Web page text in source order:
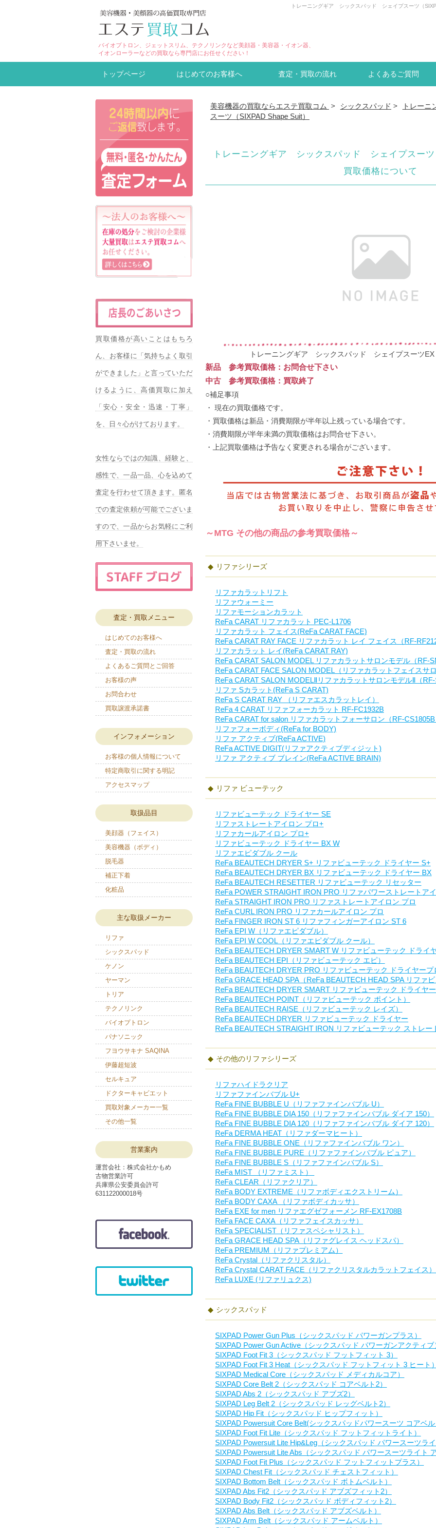
トレーニングギア シックスパッド シェイプスーツ（
バイオプトロン、ジェットスリム、テクノリンクなど美顔器・美容器・イオン器、
イオンローラーなどの買取なら専門店にお任せください！
トップページ はじめてのお客様へ 査定・買取の流れ よくあるご質問
美容機器の買取ならエステ買取コム > シックスパッド >
トレー
スーツ（SIXPAD Shape Suit）
トレーニングギア シックスパッド シェイプスー
買取価格について
トレーニングギア シックスパッド シェイプスーツEX
新品 参考買取価格：お問合せ下さい
中古 参考買取価格：買取終了
○補足事項
・ 現在の買取価格です。
・買取価格は新品・消費期限が半年以上残っている場合です。
・消費期限が半年未満の買取価格はお問合せ下さい。
・上記買取価格は予告なく変更される場合がございます。
～MTG その他の商品の参考買取価格～
リファシリーズ
リファカラットリフト
リファウォーミー
リファモーションカラット
ReFa CARAT リファカラット PEC-L1706
リファカラット フェイス(ReFa CARAT FACE)
ReFa CARAT RAY FACE リファカラット レイ フェイス（RF-
リファカラット レイ(ReFa CARAT RAY)
ReFa CARAT SALON MODEL リファカラットサロンモデル（RF-
ReFa CARAT FACE SALON MODEL（リファカラットフェイスサ
ReFa CARAT SALON MODELⅡリファカラットサロンモデルⅡ（
リファ Sカラット(ReFa S CARAT)
ReFa S CARAT RAY （リファエスカラットレイ）
ReFa 4 CARAT リファフォーカラット RF-FC1932B
ReFa CARAT for salon リファカラットフォーサロン（RF-
リファフォーボディ(ReFa for BODY)
リファ アクティブ(ReFa ACTIVE)
ReFa ACTIVE DIGIT(リファアクティブディジット)
リファ アクティブ ブレイン(ReFa ACTIVE BRAIN)
リファ ビューテック
リファビューテック ドライヤー SE
リファストレートアイロン プロ+
リファカールアイロン プロ+
リファビューテック ドライヤー BX W
リファエピダブル クール
ReFa BEAUTECH DRYER S+ リファビューテック ドライヤー S+
ReFa BEAUTECH DRYER BX リファビューテック ドライヤー BX
ReFa BEAUTECH RESETTER リファビューテック リセッター
ReFa POWER STRAIGHT IRON PRO リファパワーストレートア
ReFa STRAIGHT IRON PRO リファストレートアイロン プロ
ReFa CURL IRON PRO リファカールアイロン プロ
ReFa FINGER IRON ST 6 リファフィンガーアイロン ST 6
ReFa EPI W（リファエピダブル）
ReFa EPI W COOL（リファエピダブル クール）
ReFa BEAUTECH DRYER SMART W リファビューテック ドライ
ReFa BEAUTECH EPI（リファビューテック エピ）
ReFa BEAUTECH DRYER PRO リファビューテック ドライヤープ
ReFa GRACE HEAD SPA（ReFa BEAUTECH HEAD SPA リファ
ReFa BEAUTECH DRYER SMART リファビューテック ドライヤ
ReFa BEAUTECH POINT（リファビューテック ポイント）
ReFa BEAUTECH RAISE（リファビューテック レイズ）
ReFa BEAUTECH DRYER リファビューテック ドライヤー
ReFa BEAUTECH STRAIGHT IRON リファビューテック ストレー
その他のリファシリーズ
リファハイドラクリア
リファファインバブル U+
ReFa FINE BUBBLE U（リファファインバブル U）
ReFa FINE BUBBLE DIA 150（リファファインバブル ダイア 150）
ReFa FINE BUBBLE DIA 120（リファファインバブル ダイア 120）
ReFa DERMA HEAT（リファダーマヒート）
ReFa FINE BUBBLE ONE（リファファインバブル ワン）
ReFa FINE BUBBLE PURE（リファファインバブル ピュア）
ReFa FINE BUBBLE S（リファファインバブル S）
ReFa MIST （リファミスト）
ReFa CLEAR（リファクリア）
ReFa BODY EXTREME（リファボディエクストリーム）
ReFa BODY CAXA （リファボディカッサ）
ReFa EXE for men リファエグゼフォーメン RF-EX1708B
ReFa FACE CAXA（リファフェイスカッサ）
ReFa SPECIALIST（リファスペシャリスト）
ReFa GRACE HEAD SPA（リファグレイス ヘッドスパ）
ReFa PREMIUM（リファプレミアム）
ReFa Crystal（リファクリスタル）
ReFa Crystal CARAT FACE（リファクリスタルカラットフェイス）
ReFa LUXE (リファリュクス)
シックスパッド
SIXPAD Power Gun Plus（シックスパッド パワーガンプラス）
SIXPAD Power Gun Active（シックスパッド パワーガンアクティブ
SIXPAD Foot Fit 3（シックスパッド フットフィット 3）
SIXPAD Foot Fit 3 Heat（シックスパッド フットフィット 3 ヒート
SIXPAD Medical Core（シックスパッド メディカルコア）
SIXPAD Core Belt 2（シックスパッド コアベルト2）
SIXPAD Abs 2（シックスパッド アブズ2）
SIXPAD Leg Belt 2（シックスパッド レッグベルト2）
SIXPAD Hip Fit（シックスパッド ヒップフィット）
SIXPAD Powersuit Core Belt(シックスパッドパワースーツ コアベ
SIXPAD Foot Fit Lite（シックスパッド フットフィットライト）
SIXPAD Powersuit Lite Hip&Leg（シックスパッド パワースーツラ
SIXPAD Powersuit Lite Abs（シックスパッド パワースーツライト
SIXPAD Foot Fit Plus（シックスパッド フットフィットプラス）
SIXPAD Chest Fit（シックスパッド チェストフィット）
SIXPAD Bottom Belt（シックスパッド ボトムベルト）
SIXPAD Abs Fit2（シックスパッド アブズフィット2）
SIXPAD Body Fit2（シックスパッド ボディフィット2）
SIXPAD Abs Belt（シックスパッド アブズベルト）
SIXPAD Arm Belt（シックスパッド アームベルト）
買取価格が高いことはもちろ
ん、お客様に「気持ちよく取引
ができました」と言っていただ
けるように、高価買取に加え
「安心・安全・迅速・丁寧」
を、日々心がけております。
女性ならではの知識、経験と、
感性で、一品一品、心を込めて
査定を行わせて頂きます。匿名
での査定依頼が可能でございま
すので、一品からお気軽にご利
用下さいませ。
査定・買取メニュー
はじめてのお客様へ
査定・買取の流れ
よくあるご質問とご回答
お客様の声
お問合わせ
買取譲渡承諾書
インフォメーション
お客様の個人情報について
特定商取引に関する明記
アクセスマップ
取扱品目
美顔器（フェイス）
美容機器（ボディ）
脱毛器
補正下着
化粧品
主な取扱メーカー
リファ
シックスパッド
ケノン
ヤーマン
トリア
テクノリンク
バイオプトロン
パナソニック
フヨウサキナ SAQINA
伊藤超短波
セルキュア
ドクターキャビエット
買取対象メーカー一覧
その他一覧
営業案内
運営会社：株式会社かもめ
古物営業許可
兵庫県公安委員会許可
631122000018号